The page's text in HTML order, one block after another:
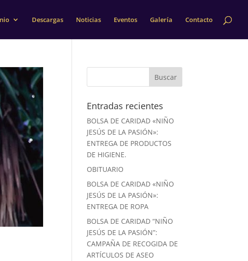
Descargas Noticias Eventos Galería Contacto
Entradas recientes
BOLSA DE CARIDAD «NIÑO
JESÚS DE LA PASIÓN»:
ENTREGA DE PRODUCTOS
DE HIGIENE.
OBITUARIO
BOLSA DE CARIDAD «NIÑO
JESÚS DE LA PASIÓN»:
ENTREGA DE ROPA
BOLSA DE CARIDAD “NIÑO
JESÚS DE LA PASIÓN”:
CAMPAÑA DE RECOGIDA DE
ARTÍCULOS DE ASEO